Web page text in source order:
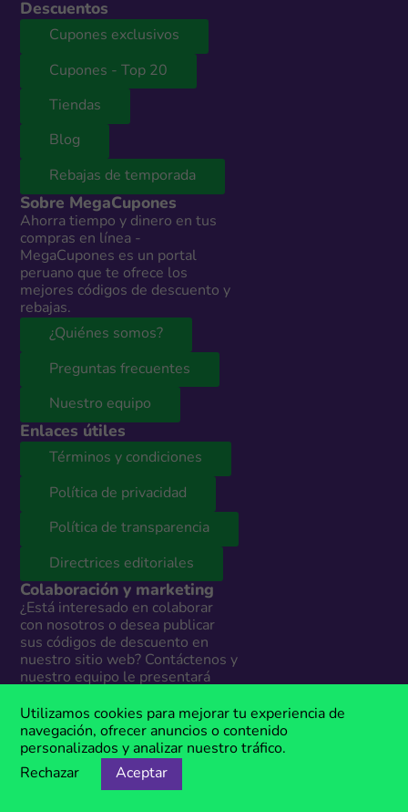
Descuentos
Cupones exclusivos
Cupones - Top 20
Tiendas
Blog
Rebajas de temporada
Sobre MegaCupones
Ahorra tiempo y dinero en tus
compras en línea -
MegaCupones es un portal
peruano que te ofrece los
mejores códigos de descuento y
rebajas.
¿Quiénes somos?
Preguntas frecuentes
Nuestro equipo
Enlaces útiles
Términos y condiciones
Política de privacidad
Política de transparencia
Directrices editoriales
Colaboración y marketing
¿Está interesado en colaborar
con nosotros o desea publicar
sus códigos de descuento en
nuestro sitio web? Contáctenos y
nuestro equipo le presentará
necesidades. Estamos
disponibles todos los días en:
info@megacupones.pe
Marketing
Utilizamos cookies para mejorar tu experiencia de
navegación, ofrecer anuncios o contenido
personalizados y analizar nuestro tráfico.
Rechazar
Aceptar